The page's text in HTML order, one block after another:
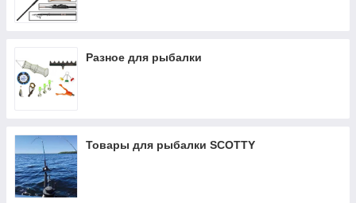
Разное для рыбалки
Товары для рыбалки SCOTTY